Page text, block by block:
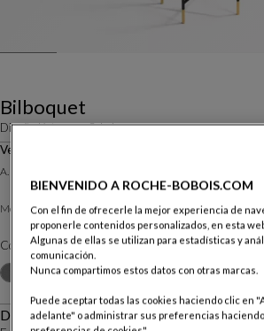
Bilboquet
DiseñoKateryna Sokolova
Velador
A. 40 X ∅. 35 Cm
Meseta :Verre en masse coloré
Color :Jaune
+2
Descripción
BIENVENIDO A ROCHE-BOBOIS.COM
Con el fin de ofrecerle la mejor experiencia de
proponerle contenidos personalizados, en esta
Algunas de ellas se utilizan para estadísticas y
comunicación.
Nunca compartimos estos datos con otras marcas.
Puede aceptar todas las cookies haciendo clic en
adelante" o administrar sus preferencias